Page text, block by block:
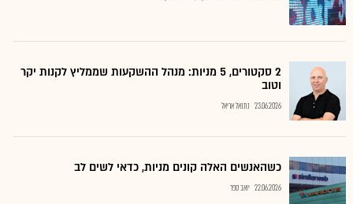
2 סקטורים, 5 מניות: מנהל ההשקעות שממליץ לקנות יקר
וטוב
23.06.2026 נתנאל אריאל
כשהאנשים האלה קונים מניות, כדאי לשים לב
22.06.2026 יואב ספר